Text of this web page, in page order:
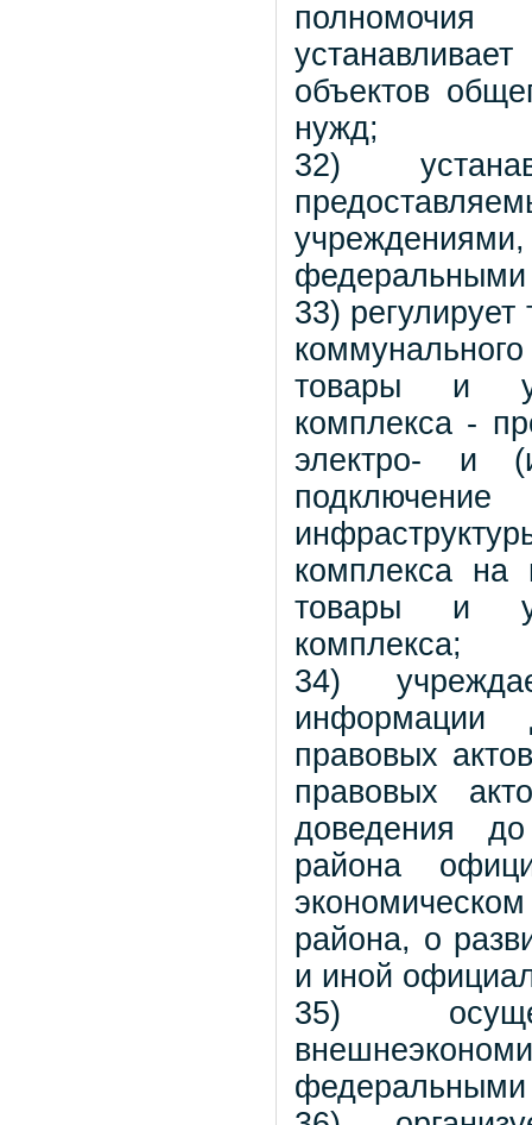
полномочия
объектов
нужд;
32)
федеральными
33)
товары и
комплекса -
электро- и
комплекса на
товары и
комплекса;
34)
информации
правовых
правовых
доведения
района
района, о
и иной
35)
федеральными